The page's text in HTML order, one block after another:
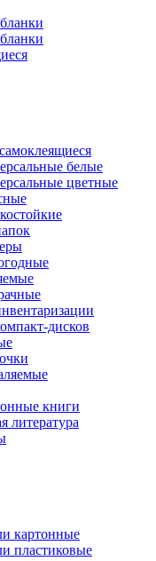
белые
цветные
дисков
книги
литература
картонные
пластиковые